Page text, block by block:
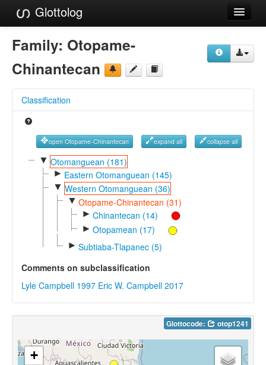
Glottolog
Languages
Families
References
Reference Search
GlottoScope
Family: Otopame-
Chinantecan
Classification
open Otopame-Chinantecan expand all collapse all
▼ Otomanguean (181)
► Eastern Otomanguean (145)
▼ Western Otomanguean (36)
▼ Otopame-Chinantecan (31)
► Chinantecan (14)
► Otopamean (17)
► Subtiaba-Tlapanec (5)
Comments on subclassification
Lyle Campbell 1997 Eric W. Campbell 2017
Glottocode: otop1241
+